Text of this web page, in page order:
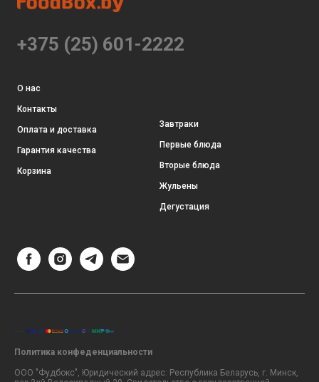
+375 (25) 601-2222
О нас
Контакты
Оплата и доставка
Гарантия качества
Корзина
Завтраки
Первые блюда
Вторые блюда
Жульены
Дегустация
Политика конфеденциальности
ООО "Фудбокс", Юридический адрес: Республика Беларусь, г. Минск,